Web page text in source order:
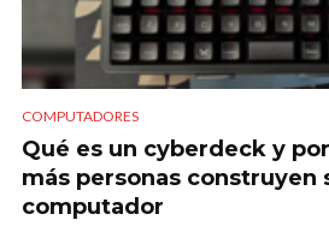
COMPUTADORES
Qué es un cyberdeck y
más personas construyen
computador